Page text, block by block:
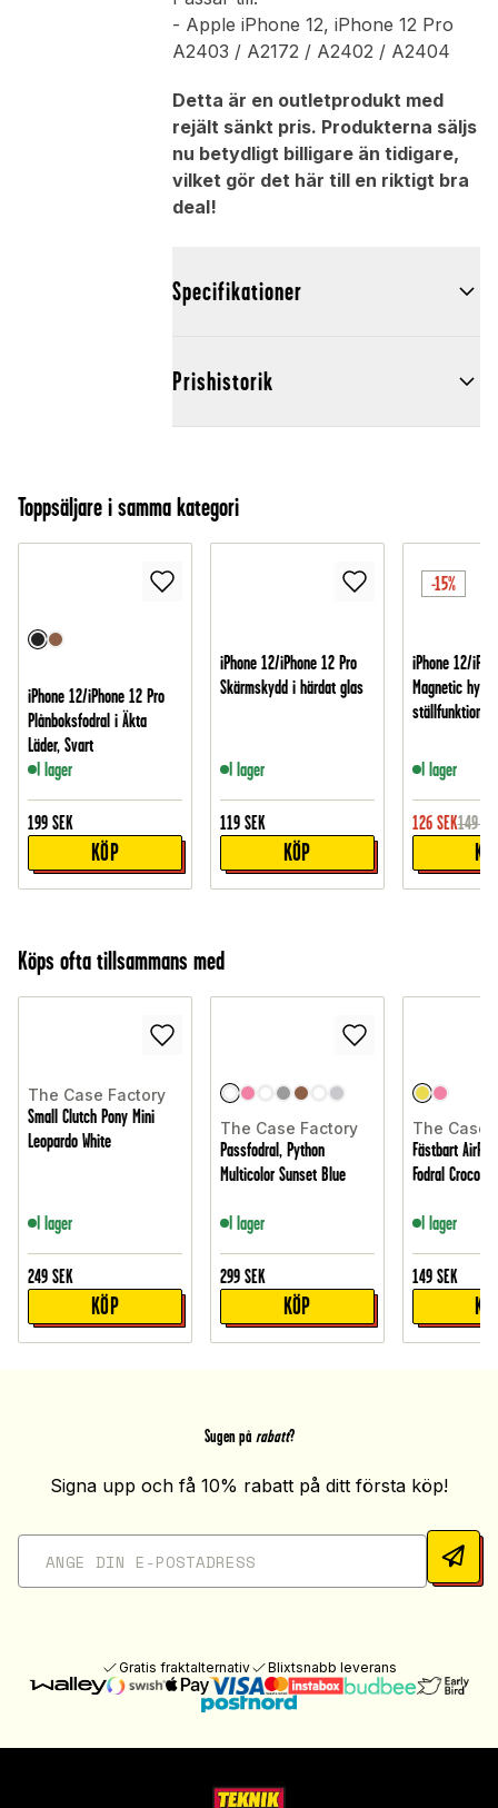
- Apple iPhone 12, iPhone 12 Pro
A2403 / A2172 / A2402 / A2404
Detta är en outletprodukt med
rejält sänkt pris. Produkterna säljs
nu betydligt billigare än tidigare,
vilket gör det här till en riktigt bra
deal!
Specifikationer
Prishistorik
Toppsäljare i samma kategori
iPhone 12/iPhone 12 Pro
Plånboksfodral i Äkta
Läder, Svart
I lager
199 SEK
KÖP
iPhone 12/iPhone 12 Pro
Skärmskydd i härdat glas
I lager
119 SEK
KÖP
-15%
iPhone 12/
Magnetic
ställfunktion,
I lager
126 SEK149
Köps ofta tillsammans med
The Case Factory
Small Clutch Pony Mini
Leopardo White
I lager
249 SEK
KÖP
The Case Factory
Passfodral, Python
Multicolor Sunset Blue
I lager
299 SEK
KÖP
The Case
Fästbart
Fodral Croco
I lager
149 SEK
Sugen på rabatt?
Signa upp och få 10% rabatt på ditt första köp!
Gratis fraktalternativ Blixtsnabb leverans